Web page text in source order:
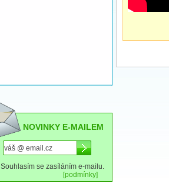
NOVINKY E-MAILEM
Souhlasím se zasíláním e-mailu.
[podmínky]